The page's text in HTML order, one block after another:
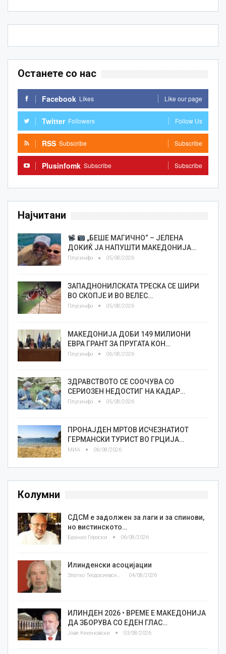
Останете со нас
Facebook Likes Like our page
Twitter Followers Follow Us
RSS Subscribe Subscribe
Plusinfomk Subscribe Subscribe
Најчитани
„БЕШЕ МАГИЧНО“ – ЈЕЛЕНА
ДОКИЌ ЈА НАПУШТИ МАКЕДОНИЈА…
Плусинфо 05/08/2026
ЗАПАДНОНИЛСКАТА ТРЕСКА СЕ ШИРИ
ВО СКОПЈЕ И ВО ВЕЛЕС…
Плусинфо 05/08/2026
МАКЕДОНИЈА ДОБИ 149 МИЛИОНИ
ЕВРА ГРАНТ ЗА ПРУГАТА КОН…
Плусинфо 06/08/2026
ЗДРАВСТВОТО СЕ СООЧУВА СО
СЕРИОЗЕН НЕДОСТИГ НА КАДАР…
Плусинфо 05/08/2026
ПРОНАЈДЕН МРТОВ ИСЧЕЗНАТИОТ
ГЕРМАНСКИ ТУРИСТ ВО ГРЦИЈА…
МИА 06/08/2026
Колумни
СДСМ е задолжен за лаги и за спинови,
но вистинското…
Бранко Героски 06/08/2026
Илинденски асоцијации
Златко Теодосиевски 04/08/2026
ИЛИНДЕН 2026 • ВРЕМЕ Е МАКЕДОНИЈА
ДА ЗБОРУВА СО ЕДЕН ГЛАС…
Јове Кекеновски 03/08/2026